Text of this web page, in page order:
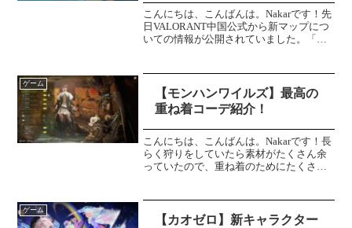
こんにちは、こんばんは。Nakarです！先
日VALORANT中国公式から新マップにつ
いての情報が公開されていました。「中
の修行の地に戻り、新しいマップのイン
スピレーショ...
ゲーム
【モンハンワイルズ】最高の
重ね着コーデ紹介！
こんにちは、こんばんは。Nakarです！長
らく狩りをしていたら素材がたくさん余
っていたので、重ね着のためにたくさん
ので紹介します！＼重ね着紹介第二弾は
こちら／重ね着コー...
ゲーム
【カオゼロ】新キャラクター